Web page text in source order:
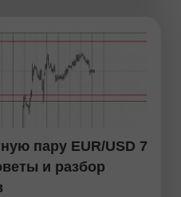
пару EUR/USD 7
и разбор